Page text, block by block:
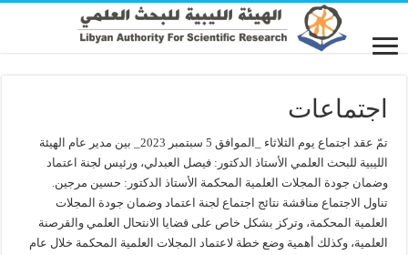
اجتماعات
تمّ عقد اجتماع يوم الثلاثاء _الموافق 5 سبتمبر 2023_ بين مدير عام الهيئة
الليبية للبحث العلمي الأستاذ الدكتور: فيصل العبدلي، ورئيس لجنة اعتماد
وضمان جودة المجلات العلمية المحكمة الأستاذ الدكتور: حسين مرجين.
تناول الاجتماع مناقشة نتائج اجتماع لجنة اعتماد وضمان جودة المجلات
العلمية المحكمة، وتركز بشكل خاص على قضايا الانتحال العلمي والقرصنة
العلمية، وكذلك أهمية وضع خطة لاعتماد المجلات العلمية المحكمة خلال عام